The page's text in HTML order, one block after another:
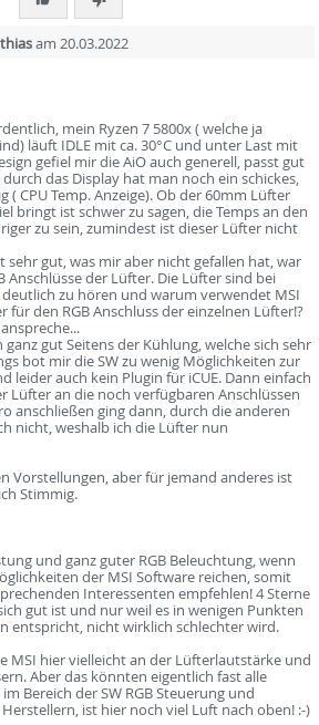
am 20.03.2022
mein Ryzen 7 5800x ( welche ja
läuft IDLE mit ca. 30°C und unter Last mit
gefiel mir die AiO auch generell, passt gut
das Display hat man noch ein schickes,
( CPU Temp. Anzeige). Ob der 60mm Lüfter
bringt ist schwer zu sagen, die Temps an den
zu sein, zumindest ist dieser Lüfter nicht
sehr gut, was mir aber nicht gefallen hat, war
Anschlüsse der Lüfter. Die Lüfter sind bei
zu hören und warum verwendet MSI
für den RGB Anschluss der einzelnen Lüfter!?
ganz gut Seitens der Kühlung, welche sich sehr
bot mir die SW zu wenig Möglichkeiten zur
leider auch kein Plugin für iCUE. Dann einfach
Lüfter an die noch verfügbaren Anschlüssen
anschließen ging dann, durch die anderen
nicht, weshalb ich die Lüfter nun
Vorstellungen, aber für jemand anderes ist
Stimmig.
und ganz guter RGB Beleuchtung, wenn
der MSI Software reichen, somit
Interessenten empfehlen! 4 Sterne
gut ist und nur weil es in wenigen Punkten
entspricht, nicht wirklich schlechter wird.
MSI hier vielleicht an der Lüfterlautstärke und
Aber das könnten eigentlich fast alle
Bereich der SW RGB Steuerung und
ist hier noch viel Luft nach oben! :-)